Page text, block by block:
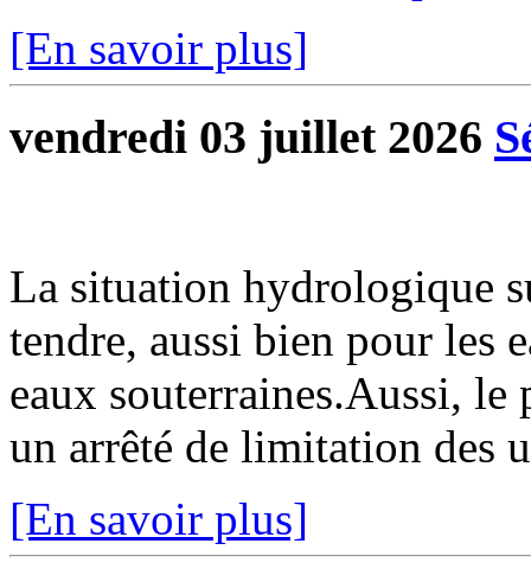
[En savoir plus]
vendredi 03 juillet 2026
La situation hydrologique
tendre, aussi bien pour les
eaux souterraines.Aussi, le
un arrêté de limitation des
[En savoir plus]